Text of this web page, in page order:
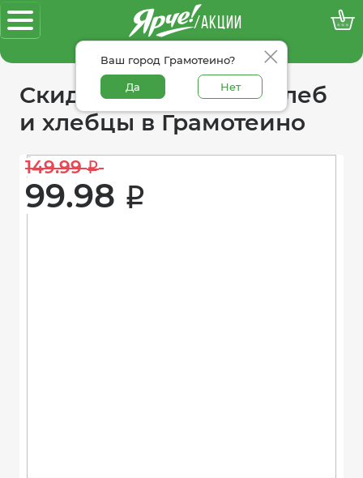
/АКЦИИ
Ваш город Грамотеино?
Да Нет
100% достоверные акции
Скидки в категории хлеб
и хлебцы в Грамотеино
149.99 i
99.98 i